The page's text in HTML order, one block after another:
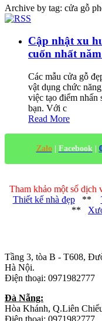
Archive by tag: cửa gỗ
Cập nhật xu
cuốn nhất
Các mẫu cửa gỗ
vật dụng chức
việc tạo điểm nhấn
bạn. Với c
Read More
Zalo| Facebook
Tham khảo một số dịch
Thiết kế nhà đẹp**
**
Tầng 3, tòa B - T608,
Hà Nội.
Điện thoại: 0971982777
Đà Nẵng:
Hòa Khánh, Q.Liên
Điện thoại: 0971982777